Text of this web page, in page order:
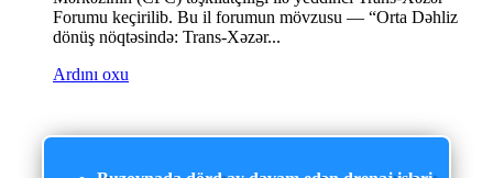
Forumu keçirilib. Bu il forumun mövzusu — “Orta Dəhliz
dönüş nöqtəsində: Trans-Xəzər...
Ardını oxu